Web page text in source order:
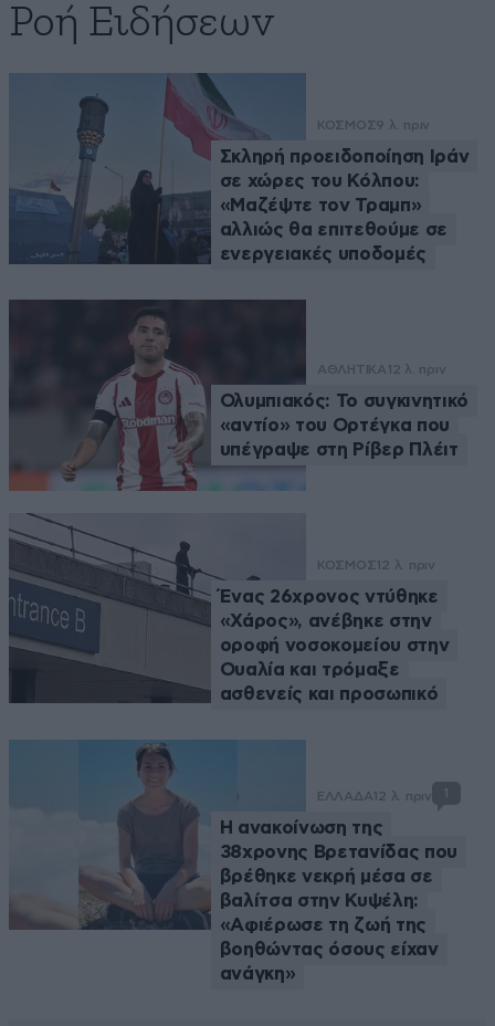
Ροή Ειδήσεων
ΚΟΣΜΟΣ9 λ. πριν
Σκληρή προειδοποίηση Ιράν
σε χώρες του Κόλπου:
«Μαζέψτε τον Τραμπ»
αλλιώς θα επιτεθούμε σε
ενεργειακές υποδομές
ΑΘΛΗΤΙΚΑ 12 λ. πριν
Ολυμπιακός: Το συγκινητικό
«αντίο» του Ορτέγκα που
υπέγραψε στη Ρίβερ Πλέιτ
ΚΟΣΜΟΣ 12 λ. πριν
Ένας 26χρονος ντύθηκε
«Χάρος», ανέβηκε στην
οροφή νοσοκομείου στην
Ουαλία και τρόμαξε
ασθενείς και προσωπικό
ΕΛΛΑΔΑ 12 λ. πριν 1
Η ανακοίνωση της
38χρονης Βρετανίδας που
βρέθηκε νεκρή μέσα σε
βαλίτσα στην Κυψέλη:
«Αφιέρωσε τη ζωή της
βοηθώντας όσους είχαν
ανάγκη»